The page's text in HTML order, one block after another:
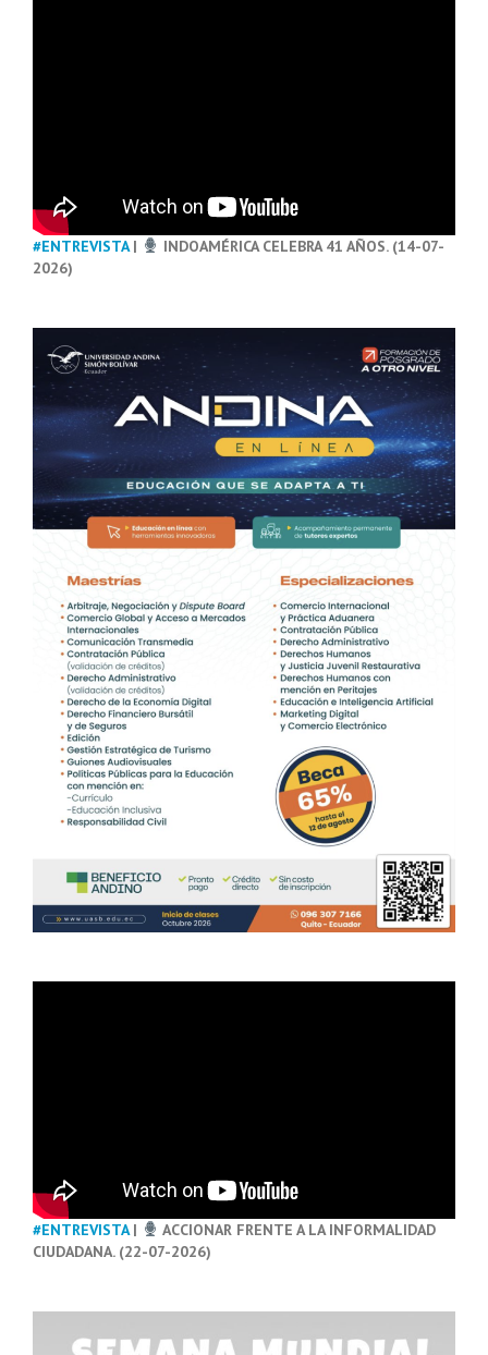
#ENTREVISTA|
INDOAMÉRICA CELEBRA 41 AÑOS. (14-07-
2026)
#ENTREVISTA|
ACCIONAR FRENTE A LA INFORMALIDAD
CIUDADANA. (22-07-2026)